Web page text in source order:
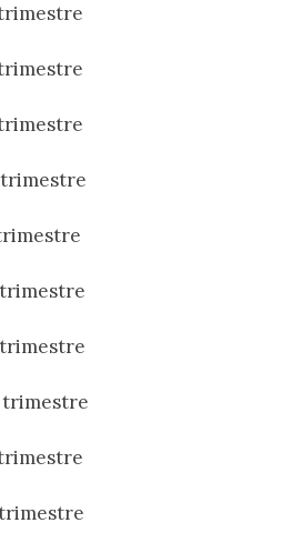
trimestre
trimestre
trimestre
trimestre
trimestre
trimestre
trimestre
trimestre
trimestre